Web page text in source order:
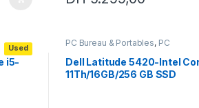
Used
i5-
PC Bureau & Portables, PC
professionnels
Dell Latitude 5420-Intel
11Th/16GB/256 GB SSD